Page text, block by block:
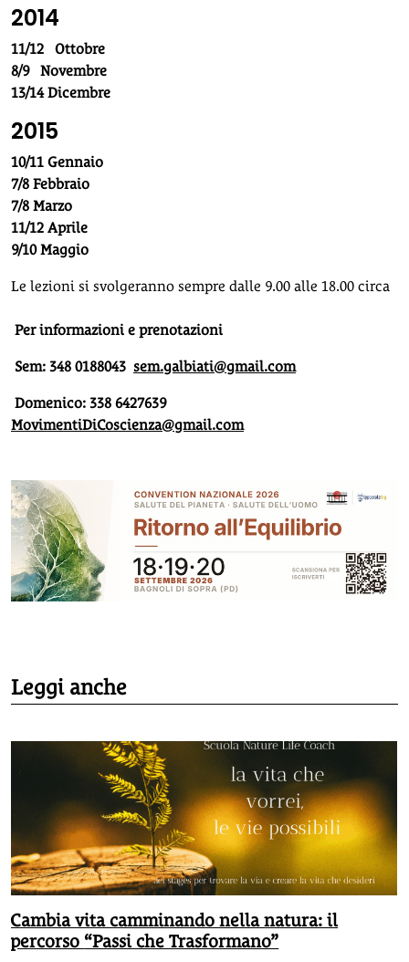
2014
11/12 Ottobre
8/9 Novembre
13/14 Dicembre
2015
10/11 Gennaio
7/8 Febbraio
7/8 Marzo
11/12 Aprile
9/10 Maggio
Le lezioni si svolgeranno sempre dalle 9.00 alle 18.00 circa
Per informazioni e prenotazioni
Sem: 348 0188043 sem.galbiati@gmail.com
Domenico: 338 6427639
MovimentiDiCoscienza@gmail.com
Leggi anche
Cambia vita camminando nella natura: il
percorso “Passi che Trasformano”